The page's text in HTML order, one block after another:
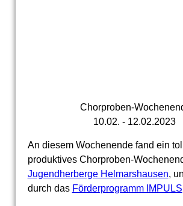
Chorproben-
10.02. - 12.02.2023
An diesem Wochenende fand ein
produktives Chorproben-
Jugendherberge Helmarshausen,
durch das Förderprogramm IMPULS